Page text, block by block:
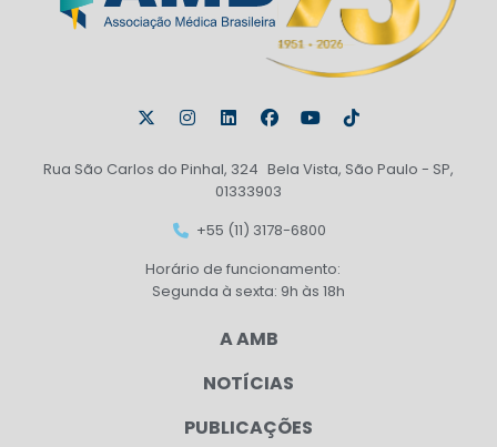
Rua São Carlos do Pinhal, 324 Bela Vista, São Paulo - SP,
01333903
+55 (11) 3178-6800
Horário de funcionamento:
Segunda à sexta: 9h às 18h
A AMB
NOTÍCIAS
PUBLICAÇÕES